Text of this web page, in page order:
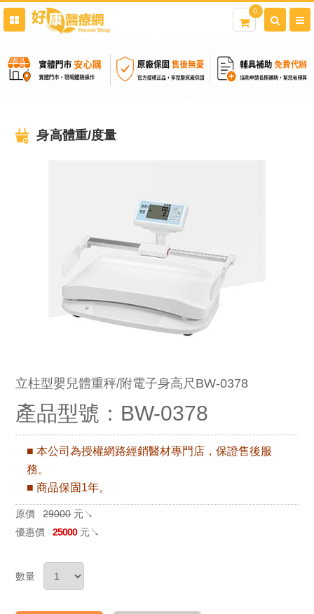
0
身高體重/度量
立柱型嬰兒體重秤/附電子身高尺BW-0378
產品型號：BW-0378
■ 本公司為授權網路經銷醫材專門店，保證售後服
務。
■ 商品保固1年。
原價 29000元↘
優惠價
25000元↘
數量